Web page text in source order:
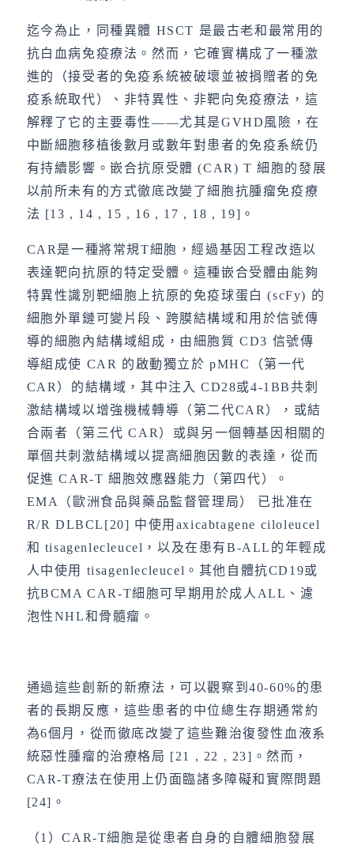
迄今為止，同種異體 HSCT 是最古老和最常用的
抗白血病免疫療法。然而，它確實構成了一種激
進的（接受者的免疫系統被破壞並被捐贈者的免
疫系統取代）、非特異性、非靶向免疫療法，這
解釋了它的主要毒性——尤其是GVHD風險，在
中斷細胞移植後數月或數年對患者的免疫系統仍
有持續影響。嵌合抗原受體 (CAR) T 細胞的發展
以前所未有的方式徹底改變了細胞抗腫瘤免疫療
法 [13 , 14 , 15 , 16 , 17 , 18 , 19]。
CAR是一種將常規T細胞，經過基因工程改造以
表達靶向抗原的特定受體。這種嵌合受體由能夠
特異性識別靶細胞上抗原的免疫球蛋白 (scFy) 的
細胞外單鏈可變片段、跨膜結構域和用於信號傳
導的細胞內結構域組成，由細胞質 CD3 信號傳
導組成使 CAR 的啟動獨立於 pMHC（第一代
CAR）的結構域，其中注入 CD28或4-1BB共刺
激結構域以增強機械轉導（第二代CAR），或結
合兩者（第三代 CAR）或與另一個轉基因相關的
單個共刺激結構域以提高細胞因數的表達，從而
促進 CAR-T 細胞效應器能力（第四代）。
EMA（歐洲食品與藥品監督管理局） 已批准在
R/R DLBCL[20] 中使用axicabtagene ciloleucel
和 tisagenlecleucel，以及在患有B-ALL的年輕成
人中使用 tisagenlecleucel。其他自體抗CD19或
抗BCMA CAR-T細胞可早期用於成人ALL、濾
泡性NHL和骨髓瘤。
通過這些創新的新療法，可以觀察到40-60%的患
者的長期反應，這些患者的中位總生存期通常約
為6個月，從而徹底改變了這些難治復發性血液系
統惡性腫瘤的治療格局 [21 , 22 , 23]。然而，
CAR-T療法在使用上仍面臨諸多障礙和實際問題
[24]。
（1）CAR-T細胞是從患者自身的自體細胞發展